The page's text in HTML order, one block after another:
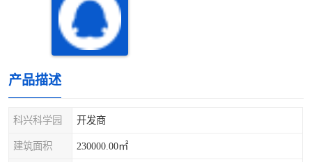
产品描述
科兴科学园 开发商
建筑面积 230000.00㎡
龙岗区
光明区